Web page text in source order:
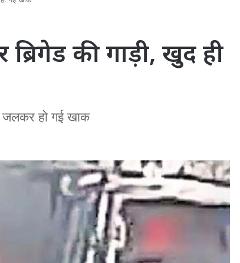
की गाड़ी, खुद ही
जलकर हो गई खाक